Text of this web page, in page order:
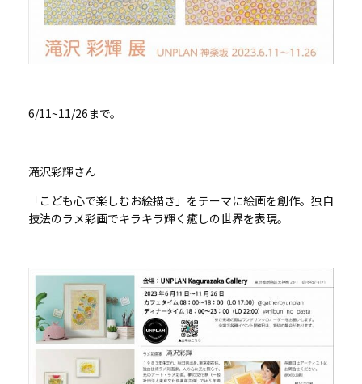
6/11~11/26まで。
滝沢彩輝さん
「こども心で楽しむお絵描き」をテーマに絵画を創作。独自
技法のラメ彩画でキラキラ輝く癒しの世界を表現。